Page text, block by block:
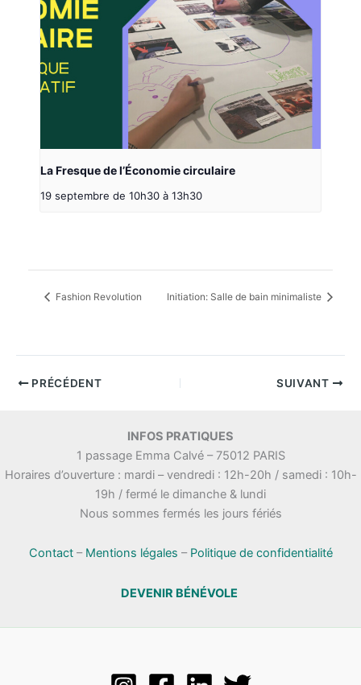
La Fresque de l’Économie circulaire
19 septembre de 10h30 à 13h30
Fashion Revolution Initiation: Salle de bain minimaliste
PRÉCÉDENT SUIVANT
INFOS PRATIQUES
1 passage Emma Calvé – 75012 PARIS
Horaires d’ouverture : mardi – vendredi : 12h-20h / samedi : 10h-
19h / fermé le dimanche & lundi
Nous sommes fermés les jours fériés
Contact– Mentions légales – Politique de confidentialité
DEVENIR BÉNÉVOLE